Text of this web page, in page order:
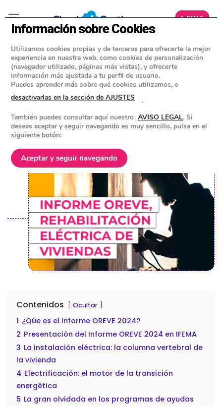
▶ DEMO
BLOG»NOTICIAS ERP
Presentación del informe OREVE en
IFEMA: el futuro de las instalaciones
eléctricas
POSTED ON4 OCTUBRE 2024
Contenidos Ocultar
1 ¿Qúe es el Informe OREVE 2024?
2 Presentación del Informe OREVE 2024 en IFEMA
3 La instalación eléctrica: la columna vertebral de
la vivienda
4 Electrificación: el motor de la transición
energética
5 La gran olvidada en los programas de ayudas
Información sobre Cookies
Utilizamos cookies propias y de terceros para ofrecerte la mejor
experiencia en nuestra web, como cookies de personalización
(navegador utilizado, páginas más vistas), y ofrecerte
información más ajustada a tu perfil de usuario.
Puedes aprender más sobre qué cookies utilizamos, o
desactivarlas en la sección de AJUSTES
.
También puedes consultar aquí nuestro AVISO LEGAL. Si
deseas aceptar y seguir navegando es muy sencillo, pulsa en el
siguiente botón:
Aceptar y seguir navegando